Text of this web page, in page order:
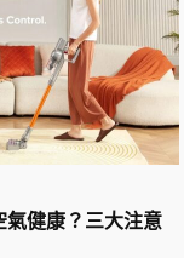
健康？三大注意